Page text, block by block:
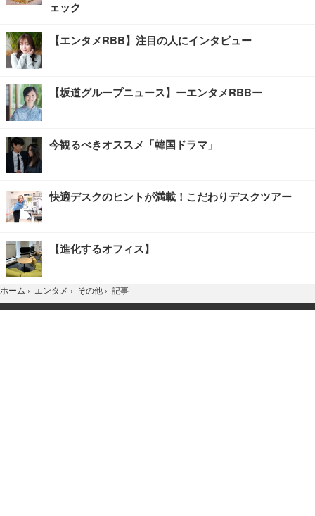
ェック
【エンタメRBB】注目の人にインタビュー
【坂道グループニュース】ーエンタメRBBー
今観るべきオススメ「韓国ドラマ」
快適デスクのヒントが満載！こだわりデスクツアー
【進化するオフィス】
ホーム › エンタメ › その他 › 記事